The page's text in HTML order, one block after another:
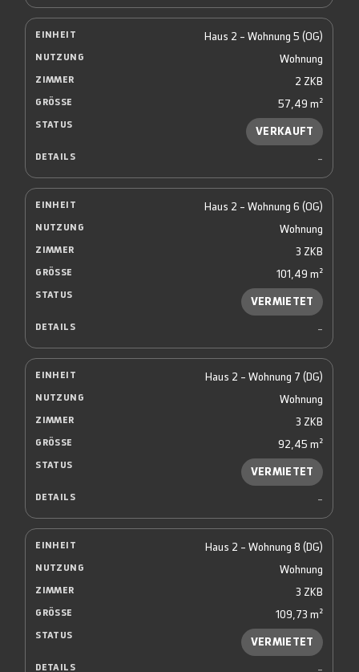
Haus 2 - Wohnung 5 (OG)
Wohnung
2 ZKB
57,49 m²
VERKAUFT
-
Haus 2 - Wohnung 6 (OG)
Wohnung
3 ZKB
101,49 m²
VERMIETET
-
Haus 2 - Wohnung 7 (DG)
Wohnung
3 ZKB
92,45 m²
VERMIETET
-
Haus 2 - Wohnung 8 (DG)
Wohnung
3 ZKB
109,73 m²
VERMIETET